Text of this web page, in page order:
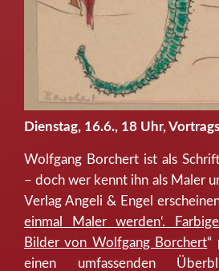
Dienstag, 16.6., 18 Uhr,
Wolfgang Borchert ist als
– doch wer kennt ihn als Maler
Verlag Angeli & Engel
einmal Maler werden‘.
Bilder von Wolfgang Borchert“
einen umfassenden